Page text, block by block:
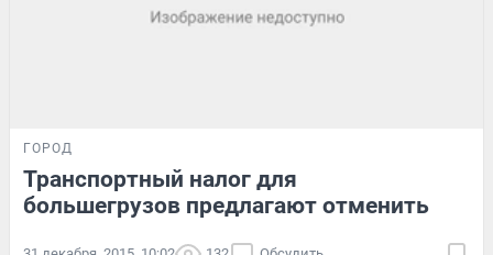
ГОРОД
Транспортный налог для
большегрузов предлагают отменить